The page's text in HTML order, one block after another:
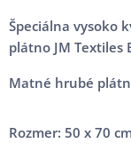
Špeciálna vysoko
plátno JM Textiles
Matné hrubé
Rozmer: 50 x 70